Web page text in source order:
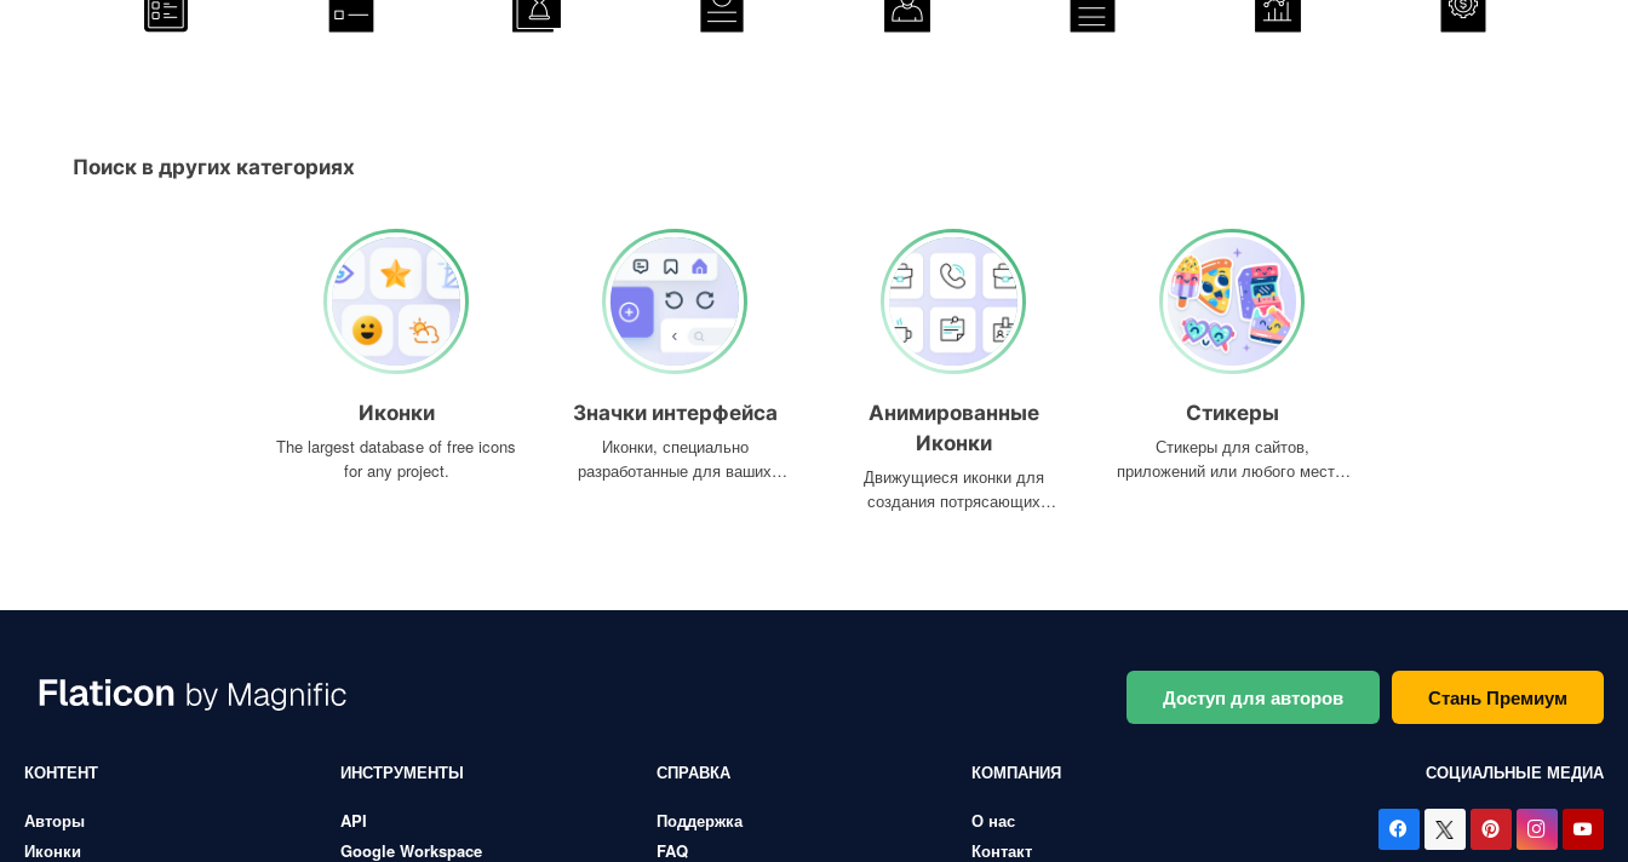
Поиск в других категориях
Иконки
The largest database of free icons
for any project.
Значки интерфейса
Иконки, специально
разработанные для ваших
Анимированные
Иконки
Движущиеся иконки для
создания потрясающих
Стикеры
Стикеры для сайтов,
приложений или любого места,
Доступ для авторов Стань Премиум
КОНТЕНТ
Авторы
Иконки
ИНСТРУМЕНТЫ
API
Google Workspace
СПРАВКА
Поддержка
FAQ
КОМПАНИЯ
О нас
Контакт
СОЦИАЛЬНЫЕ МЕДИА